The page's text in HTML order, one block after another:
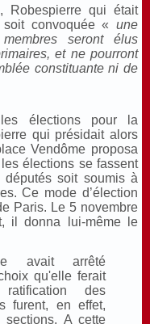
Robespierre qui était
convoquée « une
seront élus
et ne pourront
constituante ni de
élections pour la
qui présidait alors
Vendôme proposa
élections se fassent
soit soumis à
Ce mode d’élection
Paris. Le 5 novembre
il donna lui-même le
avait arrêté
qu'elle ferait
des
furent, en effet,
A cette